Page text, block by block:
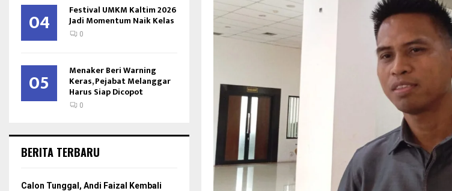
04 Festival UMKM Kaltim 2026
Jadi Momentum Naik Kelas
0
05 Menaker Beri Warning
Keras, Pejabat Melanggar
Harus Siap Dicopot
0
BERITA TERBARU
Calon Tunggal, Andi Faizal Kembali